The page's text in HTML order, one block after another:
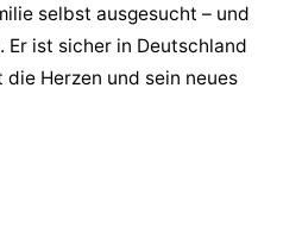
selbst ausgesucht – und
Er ist sicher in Deutschland
Herzen und sein neues